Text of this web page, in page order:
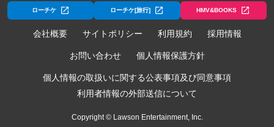
ローチケ ローチケ[旅行] HMV&BOOKS
会社概要 サイトポリシー 利用規約 採用情報
お問い合わせ 個人情報保護方針
個人情報の取扱いに関する公表事項及び同意事項
利用者情報の外部送信について
Copyright © Lawson Entertainment, Inc.